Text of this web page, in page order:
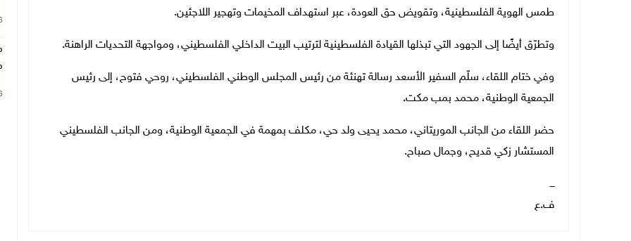
طمس الهوية الفلسطينية، وتقويض حق العودة، عبر استهداف المخيمات وتهجير اللاجئين.
وتطرّق أيضًا إلى الجهود التي تبذلها القيادة الفلسطينية لترتيب البيت الداخلي الفلسطيني، ومواجهة التحديات الراهنة.
وفي ختام اللقاء، سلّم السفير الأسعد رسالة تهنئة من رئيس المجلس الوطني الفلسطيني، روحي فتوح، إلى رئيس
الجمعية الوطنية، محمد بمب مكت.
حضر اللقاء من الجانب الموريتاني، محمد يحيى ولد حي، مكلف بمهمة في الجمعية الوطنية، ومن الجانب الفلسطيني
المستشار زكي قديح، وجمال صباح.
ـــ
ف.ع